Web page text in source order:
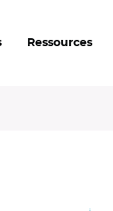
Ressources